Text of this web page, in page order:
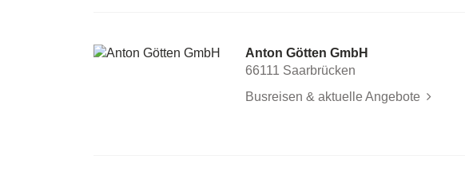
Anton Götten GmbH
66111 Saarbrücken
Busreisen & aktuelle Angebote